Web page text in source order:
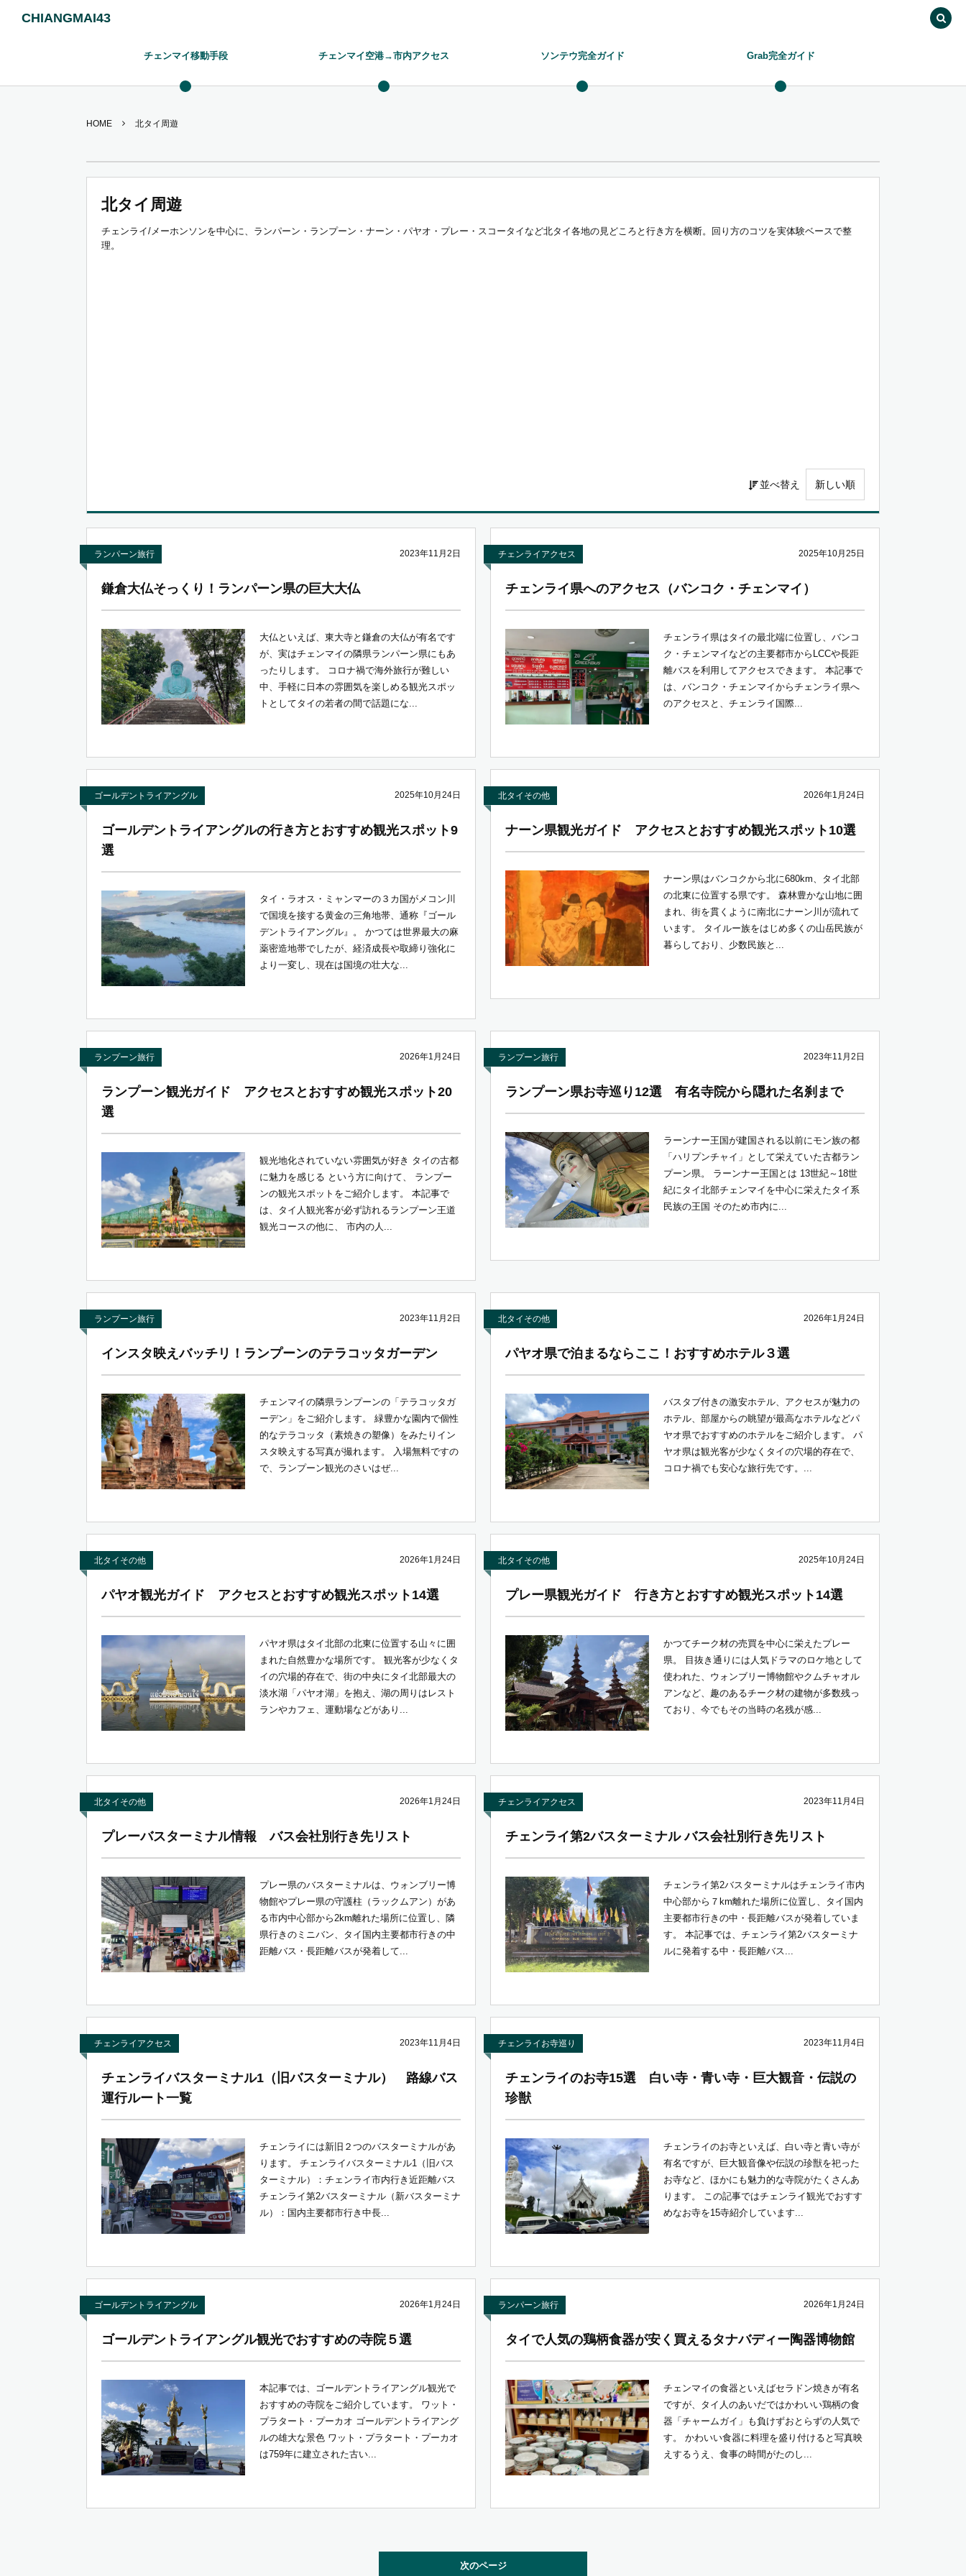
CHIANGMAI43
チェンマイ移動手段 チェンマイ空港→市内アクセス ソンテウ完全ガイド Grab完全ガイド
HOME 北タイ周遊
北タイ周遊
チェンライ/メーホンソンを中心に、ランパーン・ランプーン・ナーン・パヤオ・プレー・スコータイなど北タイ各地の見どころと行き方を横断。回り方のコツを実体験ベースで整
理。
並べ替え
ランパーン旅行 2023年11月2日
鎌倉大仏そっくり！ランパーン県の巨大大仏
大仏といえば、東大寺と鎌倉の大仏が有名です
が、実はチェンマイの隣県ランパーン県にもあ
ったりします。 コロナ禍で海外旅行が難しい
中、手軽に日本の雰囲気を楽しめる観光スポッ
トとしてタイの若者の間で話題にな...
チェンライアクセス 2025年10月25日
チェンライ県へのアクセス（バンコク・チェンマイ）
チェンライ県はタイの最北端に位置し、バンコ
ク・チェンマイなどの主要都市からLCCや長距
離バスを利用してアクセスできます。 本記事で
は、バンコク・チェンマイからチェンライ県へ
のアクセスと、チェンライ国際...
ゴールデントライアングル 2025年10月24日
ゴールデントライアングルの行き方とおすすめ観光スポット9
選
タイ・ラオス・ミャンマーの３カ国がメコン川
で国境を接する黄金の三角地帯、通称『ゴール
デントライアングル』。 かつては世界最大の麻
薬密造地帯でしたが、経済成長や取締り強化に
より一変し、現在は国境の壮大な...
北タイその他 2026年1月24日
ナーン県観光ガイド アクセスとおすすめ観光スポット10選
ナーン県はバンコクから北に680km、タイ北部
の北東に位置する県です。 森林豊かな山地に囲
まれ、街を貫くように南北にナーン川が流れて
います。 タイルー族をはじめ多くの山岳民族が
暮らしており、少数民族と...
ランプーン旅行 2026年1月24日
ランプーン観光ガイド アクセスとおすすめ観光スポット20
選
観光地化されていない雰囲気が好き タイの古都
に魅力を感じる という方に向けて、 ランプー
ンの観光スポットをご紹介します。 本記事で
は、タイ人観光客が必ず訪れるランプーン王道
観光コースの他に、 市内の人...
ランプーン旅行 2023年11月2日
ランプーン県お寺巡り12選 有名寺院から隠れた名刹まで
ラーンナー王国が建国される以前にモン族の都
「ハリプンチャイ」として栄えていた古都ラン
プーン県。 ラーンナー王国とは 13世紀～18世
紀にタイ北部チェンマイを中心に栄えたタイ系
民族の王国 そのため市内に...
ランプーン旅行 2023年11月2日
インスタ映えバッチリ！ランプーンのテラコッタガーデン
チェンマイの隣県ランプーンの「テラコッタガ
ーデン」をご紹介します。 緑豊かな園内で個性
的なテラコッタ（素焼きの塑像）をみたりイン
スタ映えする写真が撮れます。 入場無料ですの
で、ランプーン観光のさいはぜ...
北タイその他 2026年1月24日
パヤオ県で泊まるならここ！おすすめホテル３選
バスタブ付きの激安ホテル、アクセスが魅力の
ホテル、部屋からの眺望が最高なホテルなどパ
ヤオ県でおすすめのホテルをご紹介します。 パ
ヤオ県は観光客が少なくタイの穴場的存在で、
コロナ禍でも安心な旅行先です。...
北タイその他 2026年1月24日
パヤオ観光ガイド アクセスとおすすめ観光スポット14選
パヤオ県はタイ北部の北東に位置する山々に囲
まれた自然豊かな場所です。 観光客が少なくタ
イの穴場的存在で、街の中央にタイ北部最大の
淡水湖「パヤオ湖」を抱え、湖の周りはレスト
ランやカフェ、運動場などがあり...
北タイその他 2025年10月24日
プレー県観光ガイド 行き方とおすすめ観光スポット14選
かつてチーク材の売買を中心に栄えたプレー
県。 目抜き通りには人気ドラマのロケ地として
使われた、ウォンブリー博物館やクムチャオル
アンなど、趣のあるチーク材の建物が多数残っ
ており、今でもその当時の名残が感...
北タイその他 2026年1月24日
プレーバスターミナル情報 バス会社別行き先リスト
プレー県のバスターミナルは、ウォンブリー博
物館やプレー県の守護柱（ラックムアン）があ
る市内中心部から2km離れた場所に位置し、隣
県行きのミニバン、タイ国内主要都市行きの中
距離バス・長距離バスが発着して...
チェンライアクセス 2023年11月4日
チェンライ第2バスターミナル バス会社別行き先リスト
チェンライ第2バスターミナルはチェンライ市内
中心部から７km離れた場所に位置し、タイ国内
主要都市行きの中・長距離バスが発着していま
す。 本記事では、チェンライ第2バスターミナ
ルに発着する中・長距離バス...
チェンライアクセス 2023年11月4日
チェンライバスターミナル1（旧バスターミナル） 路線バス
運行ルート一覧
チェンライには新旧２つのバスターミナルがあ
ります。 チェンライバスターミナル1（旧バス
ターミナル）：チェンライ市内行き近距離バス
チェンライ第2バスターミナル（新バスターミナ
ル）：国内主要都市行き中長...
チェンライお寺巡り 2023年11月4日
チェンライのお寺15選 白い寺・青い寺・巨大観音・伝説の
珍獣
チェンライのお寺といえば、白い寺と青い寺が
有名ですが、巨大観音像や伝説の珍獣を祀った
お寺など、ほかにも魅力的な寺院がたくさんあ
ります。 この記事ではチェンライ観光でおすす
めなお寺を15寺紹介しています...
ゴールデントライアングル 2026年1月24日
ゴールデントライアングル観光でおすすめの寺院５選
本記事では、ゴールデントライアングル観光で
おすすめの寺院をご紹介しています。 ワット・
プラタート・プーカオ ゴールデントライアング
ルの雄大な景色 ワット・プラタート・プーカオ
は759年に建立された古い...
ランパーン旅行 2026年1月24日
タイで人気の鶏柄食器が安く買えるタナバディー陶器博物館
チェンマイの食器といえばセラドン焼きが有名
ですが、タイ人のあいだではかわいい鶏柄の食
器「チャームガイ」も負けずおとらずの人気で
す。 かわいい食器に料理を盛り付けると写真映
えするうえ、食事の時間がたのし...
次のページ